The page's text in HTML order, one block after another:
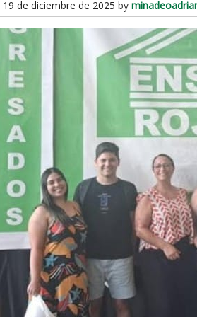
19 de diciembre de 2025 by